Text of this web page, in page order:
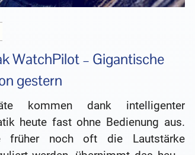
WatchPilot – Gigantische
gestern
kommen dank intelligenter
heute fast ohne Bedienung aus.
früher noch oft die Lautstärke